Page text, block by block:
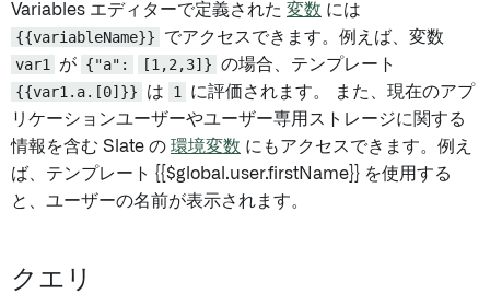
Variables エディターで定義された 変数 には
{{variableName}}
でアクセスできます。例えば、変数
var1
が {"a": [1,2,3]} の場合、テンプレート
{{var1.a.[0]}}
は 1
に評価されます。 また、現在のアプ
リケーションユーザーやユーザー専用ストレージに関する
情報を含む Slate の 環境変数 にもアクセスできます。例え
ば、テンプレート {{$global.user.firstName}} を使用する
と、ユーザーの名前が表示されます。
クエリ